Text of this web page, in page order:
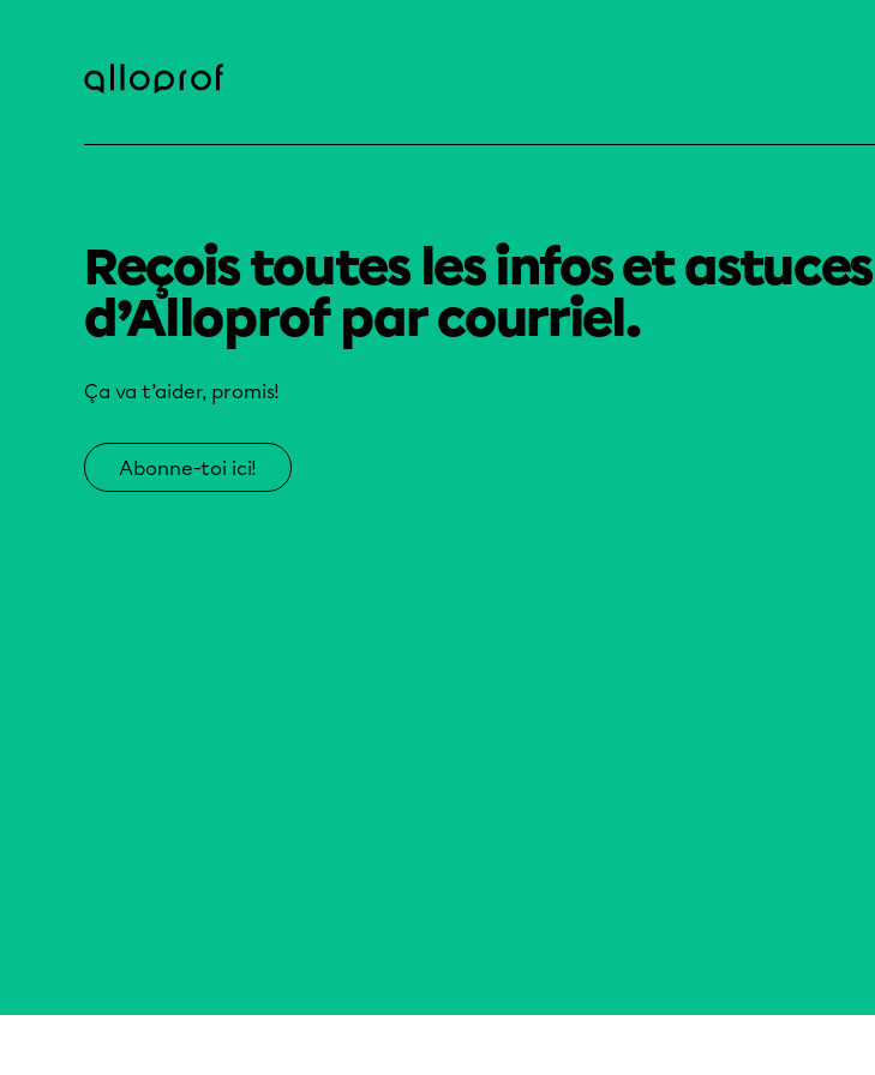
Reçois toutes les infos et astuces
d’Alloprof par courriel.
Ça va t’aider, promis!
Abonne-toi ici!